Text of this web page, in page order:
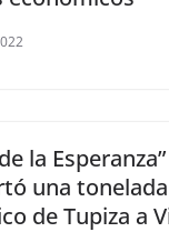
la Esperanza”
una
de Tupiza a